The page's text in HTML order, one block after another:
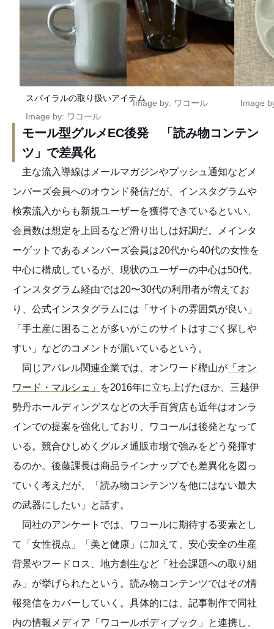
スパイラルの取り扱いアイテム
Image by: ワコール
Image by: ワコール Image
モール型グルメEC後発 「読み物コンテン
ツ」で差異化
主な流入導線はメールマガジンやプッシュ通知などメ
ンバーズ会員へのオウンド発信だが、インスタグラムや
検索流入からも新規ユーザーを獲得できているといい、
会員数は想定を上回るなど滑り出しは好調だ。メインタ
ーゲットであるメンバーズ会員は20代から40代の女性を
中心に構成しているが、現状のユーザーの中心は50代。
インスタグラム経由では20〜30代の利用者が増えてお
り、公式インスタグラムには「サイトの雰囲気が良い」
「手土産に困ることが多いがこのサイトはすごく探しや
すい」などのコメントが届いているという。
同じアパレル関連企業では、オンワード樫山が 「オン
ワード・マルシェ」
を2016年に立ち上げたほか、三越伊
勢丹ホールディングスなどの大手百貨店も近年はオンラ
インでの提案を強化しており、ワコールは後発となって
いる。競合ひしめくグルメ通販市場で強みをどう発揮す
るのか。後藤課長は商品ラインナップでも差異化を図っ
ていく考えだが、「読み物コンテンツを他にはない最大
の武器にしたい」と話す。
同社のアンケートでは、ワコールに期待する要素とし
て「女性視点」「美と健康」に加えて、安心安全の生産
背景やフードロス、地方創生など「社会課題への取り組
み」が挙げられたという。読み物コンテンツではその情
報発信をカバーしていく。具体的には、記事制作で同社
内の情報メディア「ワコールボディブック」と連携し、